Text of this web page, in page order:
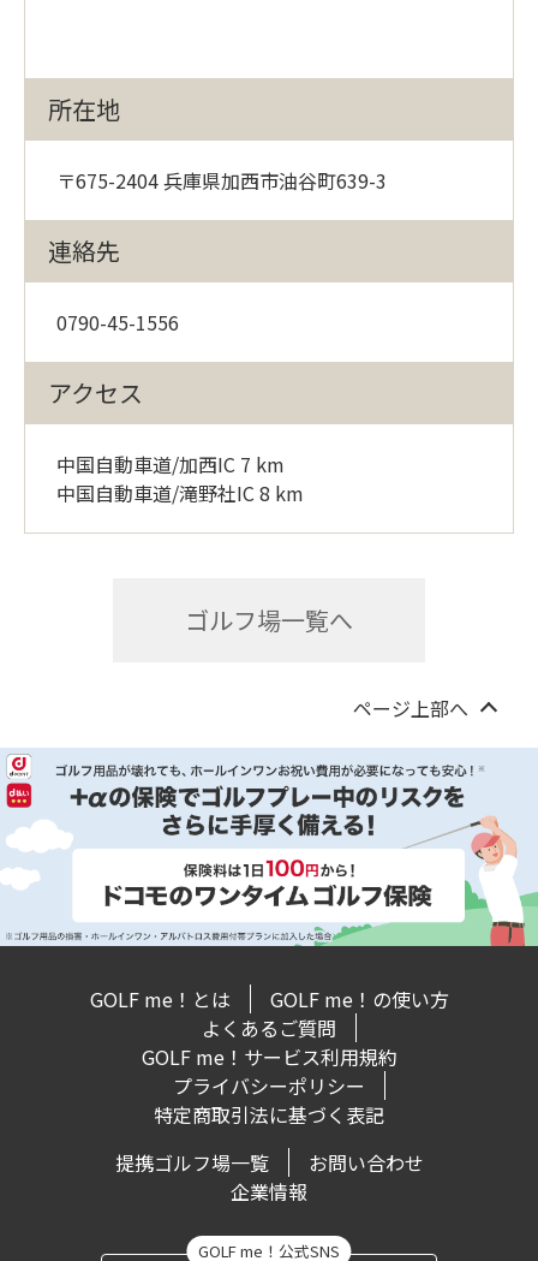
所在地
〒675-2404 兵庫県加西市油谷町639-3
連絡先
0790-45-1556
アクセス
中国自動車道/加西IC 7 km
中国自動車道/滝野社IC 8 km
ゴルフ場一覧へ
ページ上部へ
GOLF me！とは
GOLF me！の使い方
よくあるご質問
GOLF me！サービス利用規約
プライバシーポリシー
特定商取引法に基づく表記
提携ゴルフ場一覧
お問い合わせ
企業情報